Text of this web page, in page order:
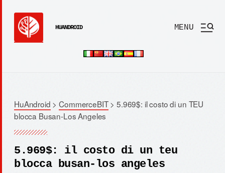
HUANDROID MENU
HuAndroid >CommerceBIT>5.969$: il costo di un TEU
blocca Busan-Los Angeles
5.969$: il costo di un teu
blocca busan-los angeles